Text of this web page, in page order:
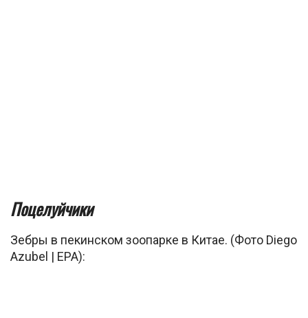
Поцелуйчики
Зебры в пекинском зоопарке в Китае. (Фото Diego
Azubel | EPA):